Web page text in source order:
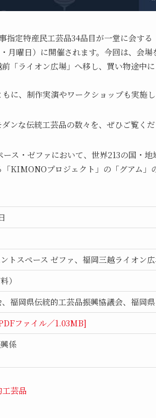
定特産民工芸品34品目が一堂に会する
月曜日）に開催されます。今回は、会場
「ライオン広場」へ移し、買い物途中
に、制作実演やワークショップも実施し
ンな伝統工芸品の数々を、ぜひご覧くだ
ス・ゼファにおいて、世界213の国・地
KIMONOプロジェクト」の「グアム」
トスペース ゼファ、福岡三越ライオン
）
福岡県伝統的工芸品振興協議会、福岡県
ファイル／1.03MB]
係
芸品